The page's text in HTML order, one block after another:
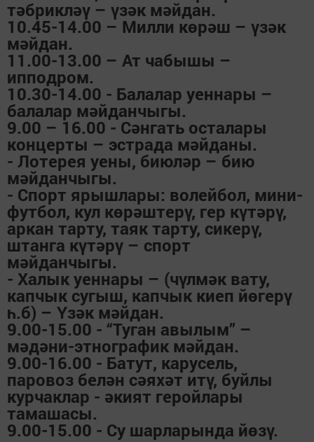
тәбрикләү – үзәк мәйдан.
10.45-14.00 – Милли көрәш – үзәк
мәйдан.
11.00-13.00 – Ат чабышы –
ипподром.
10.30-14.00 - Балалар уеннары –
балалар мәйданчыгы.
9.00 – 16.00 - Сәнгать осталары
концерты – эстрада мәйданы.
- Лотерея уены, биюләр – бию
мәйданчыгы.
- Спорт ярышлары: волейбол, мини-
футбол, кул көрәштерү, гер күтәрү,
аркан тарту, таяк тарту, сикерү,
штанга күтәрү – спорт
мәйданчыгы.
- Халык уеннары – (чүлмәк вату,
капчык сугыш, капчык киеп йөгерү
һ.б) – Үзәк мәйдан.
9.00-15.00 - “Туган авылым” –
мәдәни-этнографик мәйдан.
9.00-16.00 - Батут, карусель,
паровоз белән сәяхәт итү, буйлы
курчаклар - әкият геройлары
тамашасы.
9.00-15.00 - Су шарларында йөзү.